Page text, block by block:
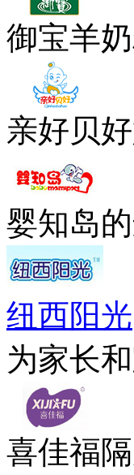
御宝羊
亲好贝
婴知岛
纽西阳光
为家长
喜佳福